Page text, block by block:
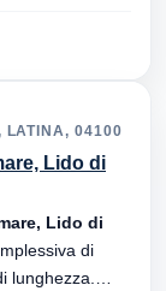
LATINA, 04100
Lido di
Lido di
di
lunghezza.